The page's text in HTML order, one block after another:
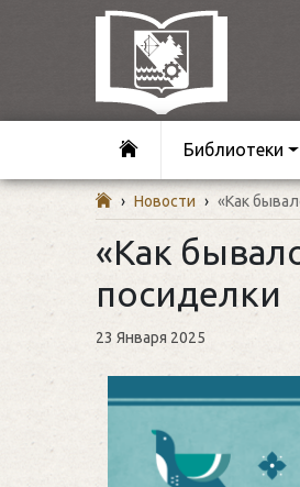
Библиотеки
› Новости › «Как
«Как
посиделки
23 Января 2025